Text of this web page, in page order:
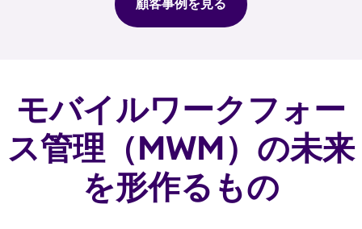
顧客事例を見る
モバイルワークフォー
ス管理（MWM）の未来
を形作るもの